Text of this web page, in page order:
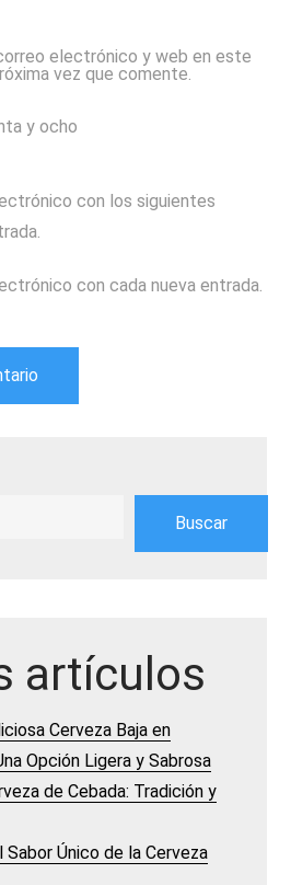
electrónico y web en este
vez que comente.
y ocho
con los siguientes
con cada nueva entrada.
Buscar
artículos
Cerveza Baja en
Opción Ligera y Sabrosa
de Cebada: Tradición y
Sabor Único de la Cerveza